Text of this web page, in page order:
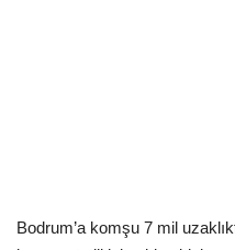
Dünya
Bodrum’a komşu 7 mil